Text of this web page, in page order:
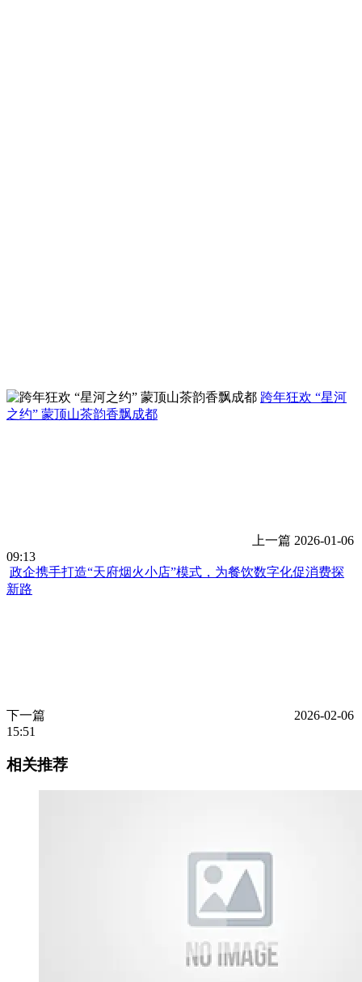
跨年狂欢 “星河
之约” 蒙顶山茶韵香飘成都
上一篇 2026-01-06
09:13
政企携手打造“天府烟火小店”模式，为餐饮数字化促消费探
新路
下一篇
2026-02-06
15:51
相关推荐